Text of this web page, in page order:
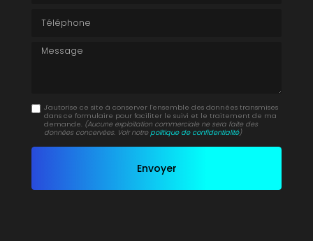
Message
J'autorise ce site à conserver l'ensemble des données transmises
dans ce formulaire pour faciliter le suivi et le traitement de ma
demande. (Aucune exploitation commerciale ne sera faite des
données concervées. Voir notrepolitique de confidentialité)